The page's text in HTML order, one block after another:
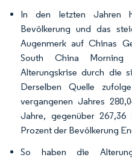
In den letzten Jahren
Bevölkerung und das
Augenmerk auf Chinas
South China
Alterungskrise durch die
Derselben Quelle
vergangenen Jahres
Jahre, gegenüber
Prozent der Bevölkerung
So haben die